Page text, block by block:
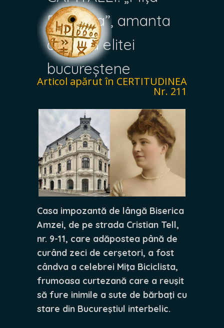
Biciclista”, amanta
de lux a elitei
bucureștene
Articol apărut în CERTITUDINEA
Nr. 211
Casa impozantă de lângă Biserica
Amzei, de pe strada Cristian Tell,
nr. 9-11, care adăpostea până de
curând zeci de cerşetori, a fost
cândva a celebrei Miţa Biciclista,
frumoasa curtezană care a reuşit
să fure inimile a sute de bărbaţi cu
stare din Bucureştiul interbelic.